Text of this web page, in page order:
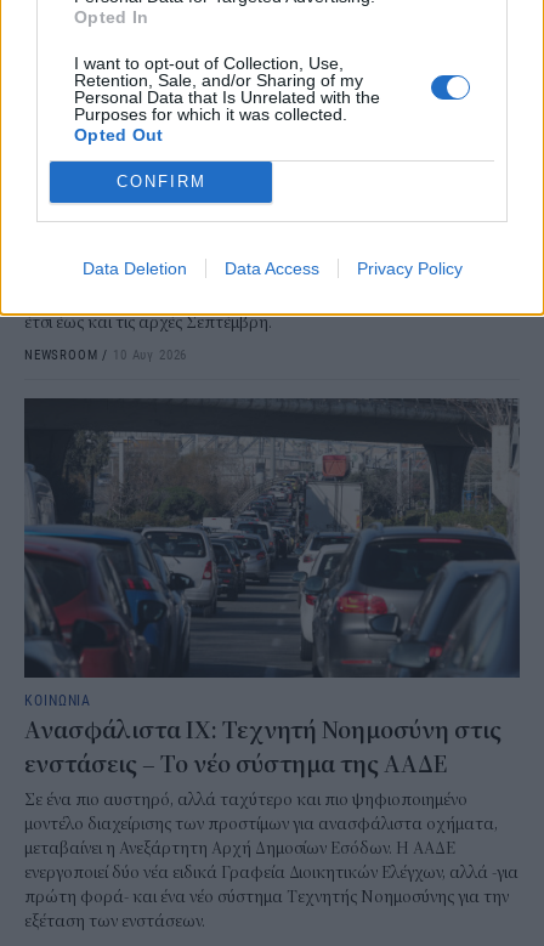
Opted In
I want to opt-out of Collection, Use,
Retention, Sale, and/or Sharing of my
Personal Data that Is Unrelated with the
Purposes for which it was collected.
Opted Out
CONFIRM
Data Deletion Data Access Privacy Policy
ΚΟΙΝΩΝΙΑ
ΜΜΜ: Πώς κινούνται Μετρό, ΗΣΑΠ, Τραμ
και λεωφορεία τον Αύγουστο
Όσοι βρίσκεστε ακόμη στην Αθήνα σίγουρα έχετε παρατηρήσει την
έχει τεθεί σε ισχύ από τις 27 Ιουνίου σε λεωφορεία και τρόλεϊ και
έτσι έως και τις αρχές Σεπτέμβρη.
NEWSROOM / 10 Αυγ 2026
ΚΟΙΝΩΝΙΑ
Ανασφάλιστα ΙΧ: Τεχνητή Νοημοσύνη στις
ενστάσεις – Το νέο σύστημα της ΑΑΔΕ
Σε ένα πιο αυστηρό, αλλά ταχύτερο και πιο ψηφιοποιημένο
μοντέλο διαχείρισης των προστίμων για ανασφάλιστα οχήματα,
μεταβαίνει η Ανεξάρτητη Αρχή Δημοσίων Εσόδων. Η ΑΑΔΕ
ενεργοποιεί δύο νέα ειδικά Γραφεία Διοικητικών Ελέγχων, αλλά -για
πρώτη φορά- και ένα νέο σύστημα Τεχνητής Νοημοσύνης για την
εξέταση των ενστάσεων.